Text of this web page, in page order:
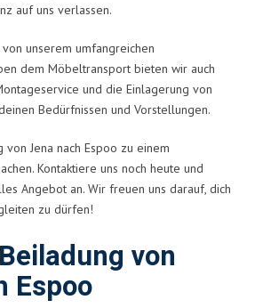
auf uns verlassen.
unserem umfangreichen
dem Möbeltransport bieten wir auch
und die Einlagerung von
Bedürfnissen und Vorstellungen.
von Jena nach Espoo zu einem
Kontaktiere uns noch heute und
Angebot an. Wir freuen uns darauf, dich
zu dürfen!
von
Espoo